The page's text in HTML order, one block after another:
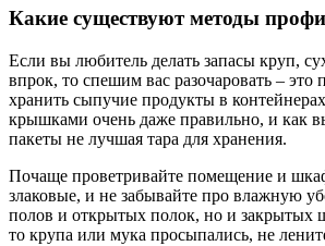
Какие существуют методы
Если вы любитель делать запасы круп,
впрок, то спешим вас разочаровать – это
хранить сыпучие продукты в
крышками очень даже правильно, и как
пакеты не лучшая тара для хранения.
Почаще проветривайте помещение и
злаковые, и не забывайте про влажную
полов и открытых полок, но и закрытых
то крупа или мука просыпались, не